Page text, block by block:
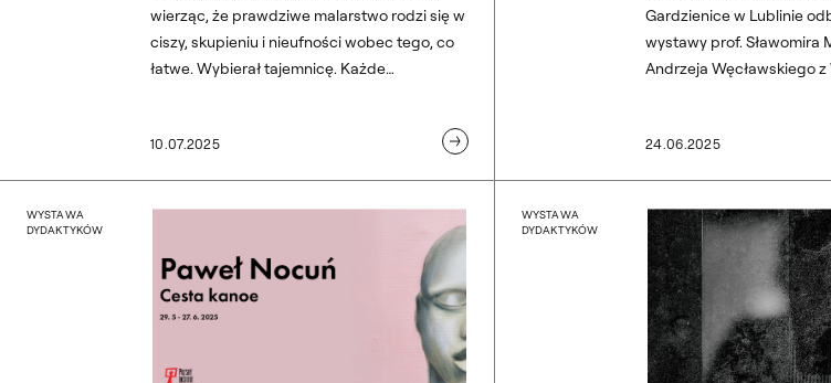
wierząc, że prawdziwe malarstwo rodzi się w
ciszy, skupieniu i nieufności wobec tego, co
łatwe. Wybierał tajemnicę. Każde
wystawy „Czesław Radzki. Własną drogą”.
10.07.2025
Gardzienice w Lublinie
wystawy prof. Sławomira
Andrzeja Węcławskiego z
światła i montaż:
24.06.2025
„Cesta kanoe”. Wystawa Pawła Nocunia w
WYSTAWA
DYDAKTYKÓW
„Cesta kanoe”. Wystawa Pawła Nocunia w Instytucie Polskim w Bratysławie,
„Mariusz
WYSTAWA
DYDAKTYKÓW